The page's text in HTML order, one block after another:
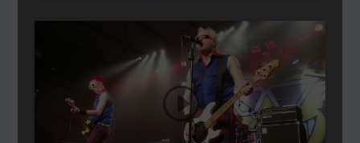
Dă clic pentru a accepta cookie-urile
pentru marketing și pentru a activa
acest conținut